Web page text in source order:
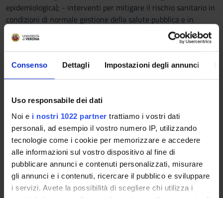
Consenso Dettagli Impostazioni degli annunci
Uso responsabile dei dati
Noi e i nostri 1022 partner trattiamo i vostri dati
personali, ad esempio il vostro numero IP, utilizzando
tecnologie come i cookie per memorizzare e accedere
alle informazioni sul vostro dispositivo al fine di
pubblicare annunci e contenuti personalizzati, misurare
gli annunci e i contenuti, ricercare il pubblico e sviluppare
i servizi. Avete la possibilità di scegliere chi utilizza i
epidemiologica); - interventi per mitigare il rischio sanitario in
condizioni di normale gestione della salute pubblica e in
emergenza; - strumenti per la prevenzione delle più
importanti malattie trasmissibili endemiche o importate.
Prerequisiti e nozioni di base
nessuno
Programma
Le transizioni nei sistemi sanitari
Bilancio tra costi e risorse nei sistemi sanitari
Dai sistemi sanitari al management
Modelli di sistemi sanitari
Sviluppo del sistema sanitario italiano
Livelli Essenziali di Assistenza
L’aziendalizzazione nel SSN